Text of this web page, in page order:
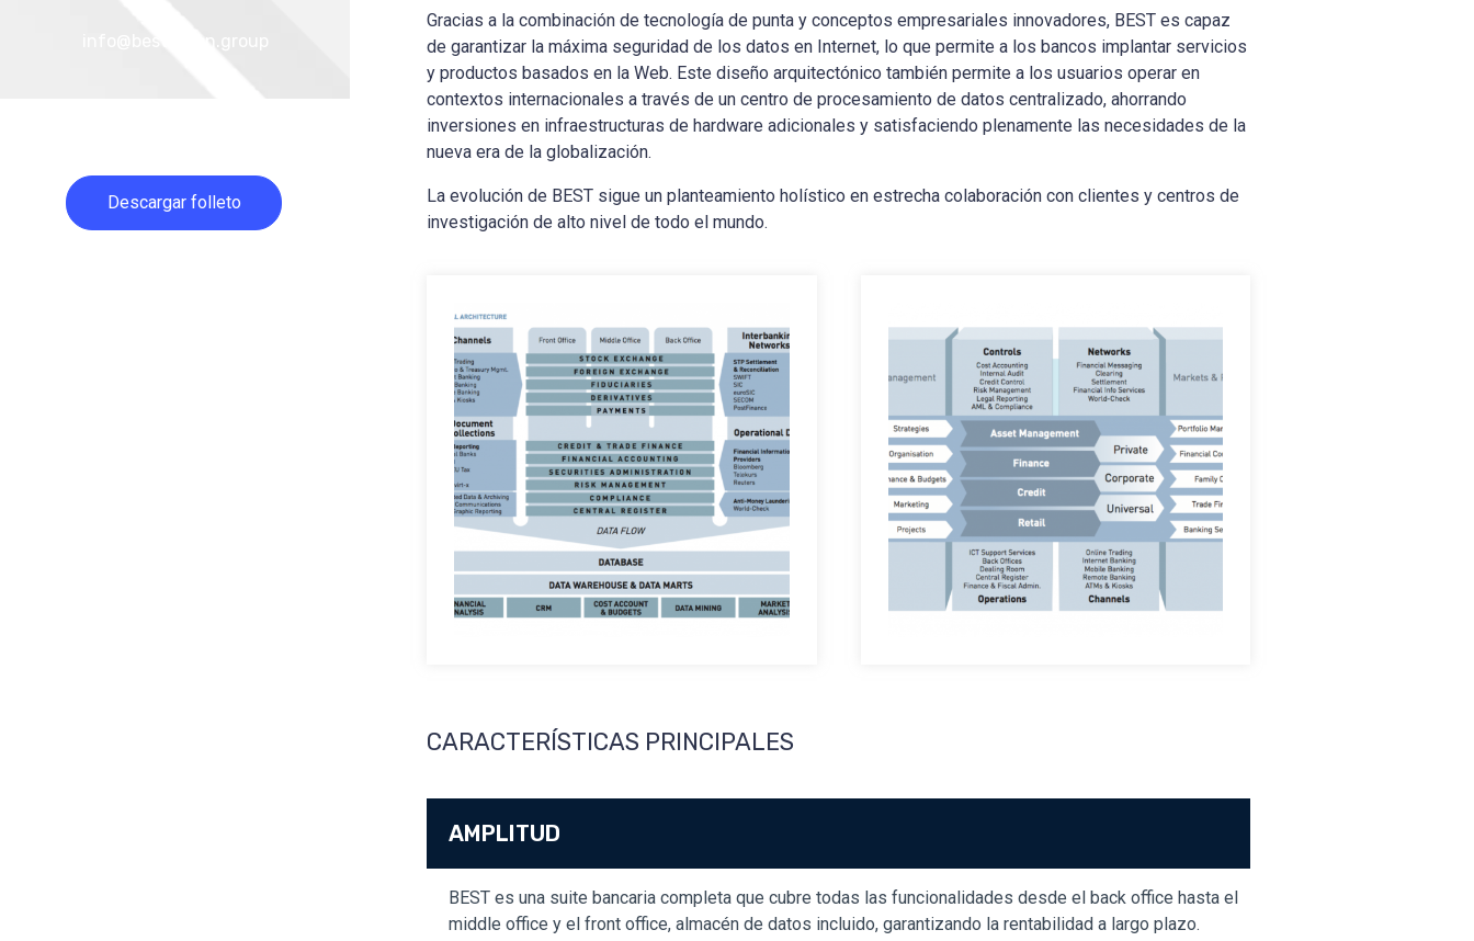
info@bestvision.group
Descargar folleto
Gracias a la combinación de tecnología de punta y conceptos empresariales innovadores, BEST es capaz
de garantizar la máxima seguridad de los datos en Internet, lo que permite a los bancos implantar servicios
y productos basados en la Web. Este diseño arquitectónico también permite a los usuarios operar en
contextos internacionales a través de un centro de procesamiento de datos centralizado, ahorrando
inversiones en infraestructuras de hardware adicionales y satisfaciendo plenamente las necesidades de la
nueva era de la globalización.
La evolución de BEST sigue un planteamiento holístico en estrecha colaboración con clientes y centros de
investigación de alto nivel de todo el mundo.
CARACTERÍSTICAS PRINCIPALES
AMPLITUD
BEST es una suite bancaria completa que cubre todas las funcionalidades desde el back office hasta el
middle office y el front office, almacén de datos incluido, garantizando la rentabilidad a largo plazo.